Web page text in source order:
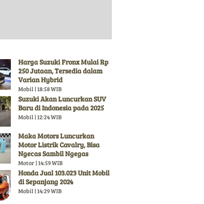
Harga Suzuki Fronx Mulai Rp
250 Jutaan, Tersedia dalam
Varian Hybrid
Mobil | 18:58 WIB
Suzuki Akan Luncurkan SUV
Baru di Indonesia pada 2025
Mobil | 12:24 WIB
Maka Motors Luncurkan
Motor Listrik Cavalry, Bisa
Ngecas Sambil Ngegas
Motor | 14:59 WIB
Honda Jual 103.023 Unit Mobil
di Sepanjang 2024
Mobil | 14:29 WIB